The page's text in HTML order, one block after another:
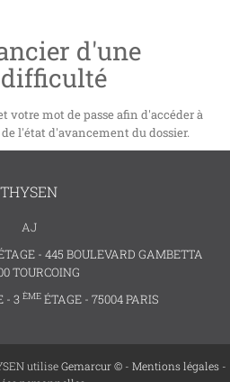
d'une
mot de passe afin d'accéder à
l'état d'avancement du dossier.
THYSEN
AJ
- 445 BOULEVARD GAMBETTA
TOURCOING
- 3 ÈME ÉTAGE - 75004 PARIS
utiliseGemarcur © - Mentions légales -